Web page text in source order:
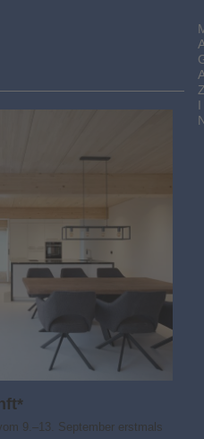
9.–13. September erstmals
I